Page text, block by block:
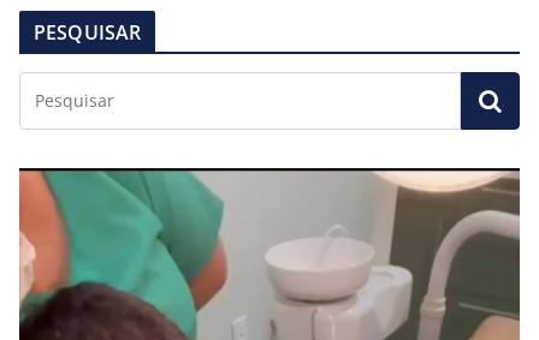
PESQUISAR